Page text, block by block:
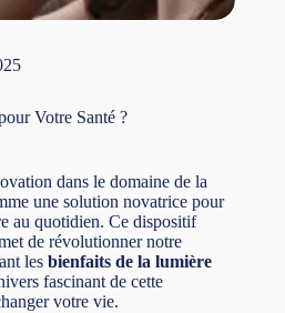
Votre Santé ?
dans le domaine de la
une solution novatrice pour
au quotidien. Ce dispositif
de révolutionner notre
les bienfaits de la lumière
fascinant de cette
votre vie.